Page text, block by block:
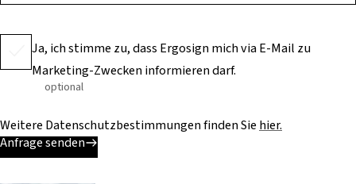
Ja, ich stimme zu, dass Ergosign mich via E-Mail zu
Marketing-Zwecken informieren darf.
optional
Weitere Datenschutzbestimmungen finden Sie hier.
Anfrage senden